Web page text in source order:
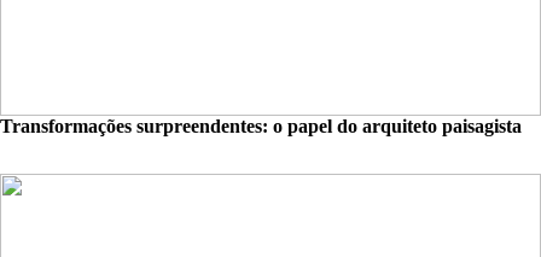
Transformações surpreendentes: o papel do arquiteto paisagista